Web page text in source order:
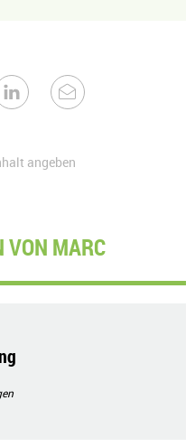
angeben
VON MARC